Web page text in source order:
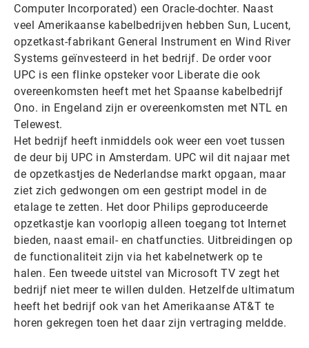
Computer Incorporated) een Oracle-dochter. Naast
veel Amerikaanse kabelbedrijven hebben Sun, Lucent,
opzetkast-fabrikant General Instrument en Wind River
Systems geïnvesteerd in het bedrijf. De order voor
UPC is een flinke opsteker voor Liberate die ook
overeenkomsten heeft met het Spaanse kabelbedrijf
Ono. in Engeland zijn er overeenkomsten met NTL en
Telewest.
Het bedrijf heeft inmiddels ook weer een voet tussen
de deur bij UPC in Amsterdam. UPC wil dit najaar met
de opzetkastjes de Nederlandse markt opgaan, maar
ziet zich gedwongen om een gestript model in de
etalage te zetten. Het door Philips geproduceerde
opzetkastje kan voorlopig alleen toegang tot Internet
bieden, naast email- en chatfuncties. Uitbreidingen op
de functionaliteit zijn via het kabelnetwerk op te
halen. Een tweede uitstel van Microsoft TV zegt het
bedrijf niet meer te willen dulden. Hetzelfde ultimatum
heeft het bedrijf ook van het Amerikaanse AT&T te
horen gekregen toen het daar zijn vertraging meldde.